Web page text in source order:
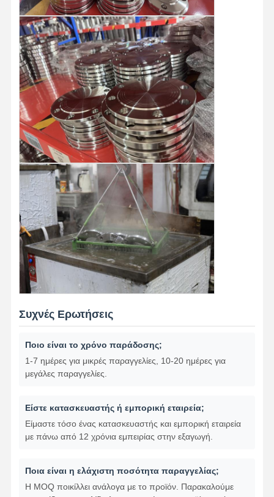
Συχνές Ερωτήσεις
Ποιο είναι το χρόνο παράδοσης;
1-7 ημέρες για μικρές παραγγελίες, 10-20 ημέρες για
μεγάλες παραγγελίες.
Είστε κατασκευαστής ή εμπορική εταιρεία;
Είμαστε τόσο ένας κατασκευαστής και εμπορική εταιρεία
με πάνω από 12 χρόνια εμπειρίας στην εξαγωγή.
Ποια είναι η ελάχιστη ποσότητα παραγγελίας;
Η MOQ ποικίλλει ανάλογα με το προϊόν. Παρακαλούμε